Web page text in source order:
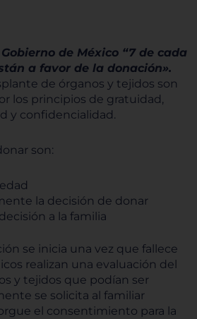
de México “7 de cada
a favor de la donación».
de órganos y tejidos son
los principios de gratuidad,
y confidencialidad.
son:
la decisión de donar
a la familia
se inicia una vez que fallece
realizan una evaluación del
y tejidos que podían ser
se solicita al familiar
el consentimiento para la